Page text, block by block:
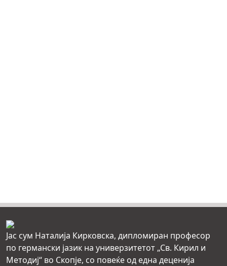
Јас сум Наталија Кирковска, дипломиран професор
по германски јазик на универзитетот „Св. Кирил и
Методиј“ во Скопје, со повеќе од една деценија